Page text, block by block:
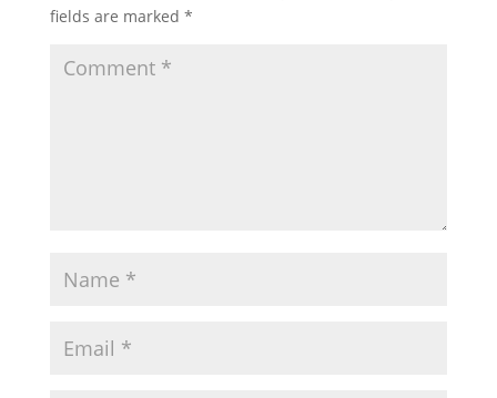
fields are marked *